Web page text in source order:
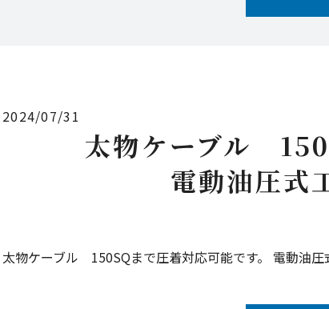
2024/07/31
太物ケーブル
電動油圧式
太物ケーブル 150SQまで圧着対応可能です。 電動油圧